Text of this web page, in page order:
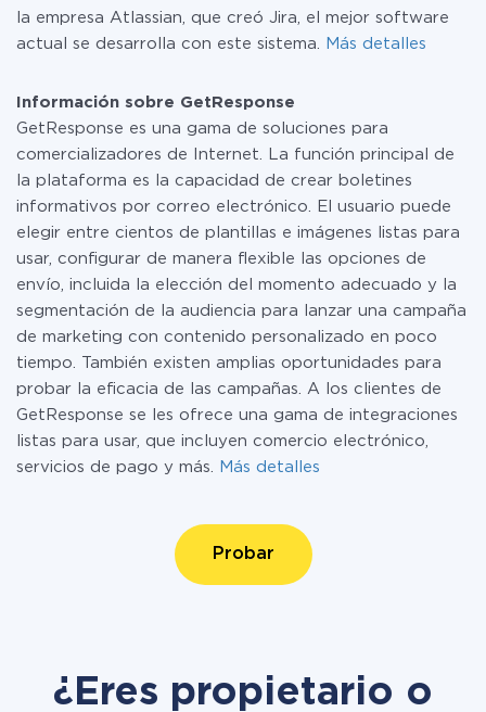
la empresa Atlassian, que creó Jira, el mejor software
actual se desarrolla con este sistema.
Más detalles
Información sobre GetResponse
GetResponse es una gama de soluciones para
comercializadores de Internet. La función principal de
la plataforma es la capacidad de crear boletines
informativos por correo electrónico. El usuario puede
elegir entre cientos de plantillas e imágenes listas para
usar, configurar de manera flexible las opciones de
envío, incluida la elección del momento adecuado y la
segmentación de la audiencia para lanzar una campaña
de marketing con contenido personalizado en poco
tiempo. También existen amplias oportunidades para
probar la eficacia de las campañas. A los clientes de
GetResponse se les ofrece una gama de integraciones
listas para usar, que incluyen comercio electrónico,
servicios de pago y más.
Más detalles
Probar
¿Eres propietario o